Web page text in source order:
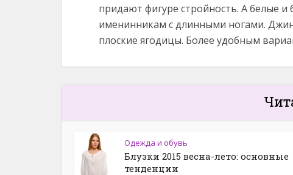
придают фигуре стройность. А белые
именинникам с длинными ногами.
плоские ягодицы. Более удобным
Одежда и обувь
Блузки 2015 весна-лето: основные
тенденции